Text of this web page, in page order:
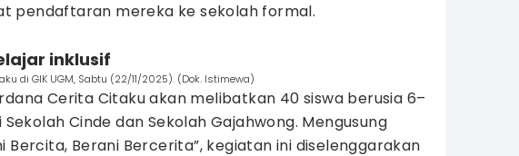
pendaftaran mereka ke sekolah formal.
inklusif
di GIK UGM, Sabtu (22/11/2025). (Dok. Istimewa)
Cerita Citaku akan melibatkan 40 siswa berusia 6–
Sekolah Cinde dan Sekolah Gajahwong. Mengusung
Bercita, Berani Bercerita”, kegiatan ini diselenggarakan